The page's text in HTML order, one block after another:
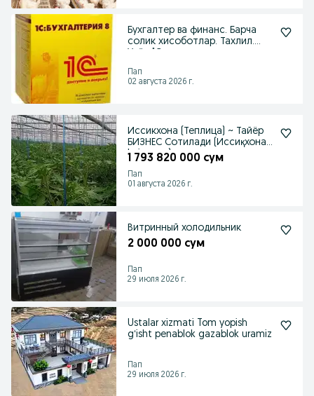
Бухгалтер ва финанс. Барча
солик хисоботлар. Тахлил.
Пап
02 августа 2026 г.
Иссикхона (Теплица) ~ Тайёр
БИЗНЕС Сотилади (Иссиқхона,
Issiqxona)
1 793 820 000 сум
Пап
01 августа 2026 г.
Витринный холодильник
2 000 000 сум
Пап
29 июля 2026 г.
Ustalar xizmati Tom yopish
gʻisht penablok gazablok uramiz
Пап
29 июля 2026 г.